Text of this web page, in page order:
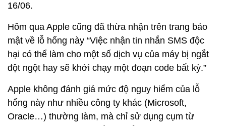
16/06.
Hôm qua Apple cũng đã thừa nhận trên trang bảo
mật về lỗ hổng này “Việc nhận tin nhắn SMS độc
hại có thể làm cho một số dịch vụ của máy bị ngắt
đột ngột hay sẽ khởi chạy một đoạn code bất kỳ.”
Apple không đánh giá mức độ nguy hiểm của lỗ
hổng này như nhiều công ty khác (Microsoft,
Oracle…) thường làm, mà chỉ sử dụng cụm từ